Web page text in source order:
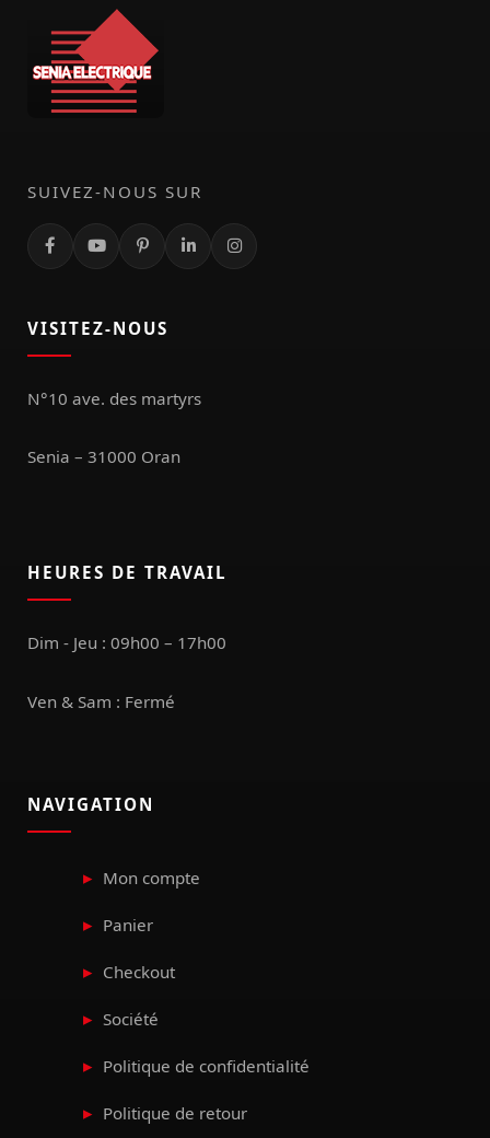
SUIVEZ-NOUS SUR
VISITEZ-NOUS
N°10 ave. des martyrs
Senia – 31000 Oran
HEURES DE TRAVAIL
Dim - Jeu : 09h00 – 17h00
Ven & Sam : Fermé
NAVIGATION
Mon compte
Panier
Checkout
Société
Politique de confidentialité
Politique de retour